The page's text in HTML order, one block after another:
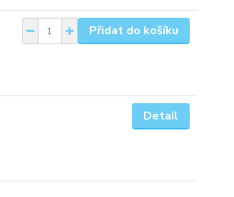
Přidat do košíku
Detail